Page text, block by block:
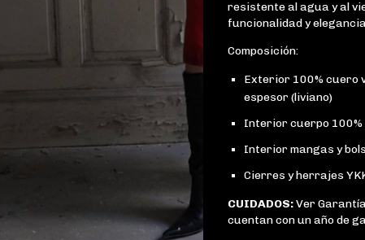
resistente al agua y al
funcionalidad y
Composición:
Exterior 100% cuero
espesor (liviano)
Interior cuerpo
Interior mangas y
Cierres y herrajes
CUIDADOS:Ver
cuentan con un año de